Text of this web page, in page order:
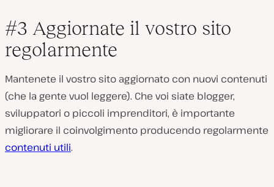
#3 Aggiornate il vostro sito
regolarmente
Mantenete il vostro sito aggiornato con nuovi contenuti
(che la gente vuol leggere). Che voi siate blogger,
sviluppatori o piccoli imprenditori, è importante
migliorare il coinvolgimento producendo regolarmente
contenuti utili.